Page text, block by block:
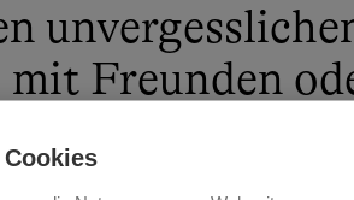
Freunden
sehr